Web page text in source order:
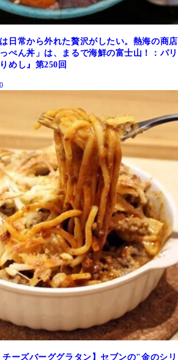
日常から外れた贅沢がしたい。熱海の商店
ぺん丼」は、まるで海鮮の富士山！：パリ
めし』第250回
チーズバーググラタン】セブンの"金のシリ